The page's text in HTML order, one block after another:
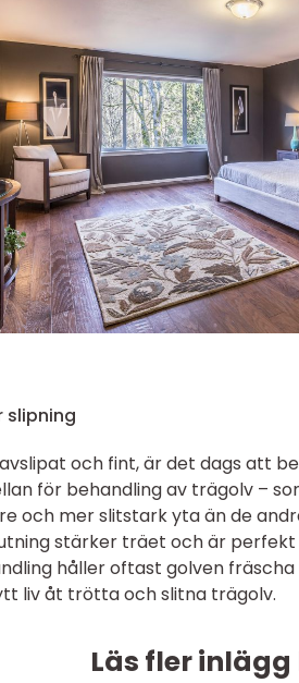
slipning
och fint, är det dags att
för behandling av trägolv –
och mer slitstark yta än de
stärker träet och är
håller oftast golven
liv åt trötta och slitna trägolv.
Läs fler